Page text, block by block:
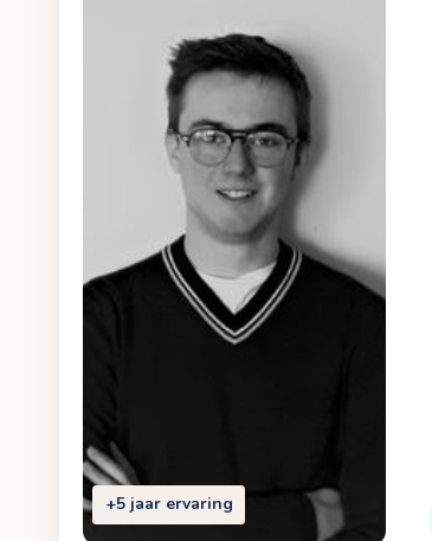
+5 jaar ervaring